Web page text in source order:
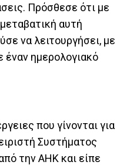
Πρόσθεσε ότι με
αυτή
να λειτουργήσει, με
έναν ημερολογιακό
που γίνονται για
Συστήματος
την ΑΗΚ και είπε